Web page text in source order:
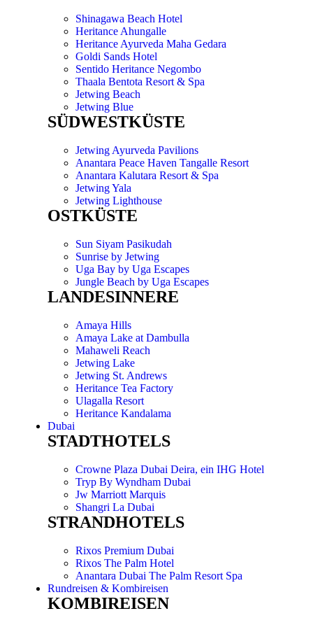
Shinagawa Beach Hotel
Heritance Ahungalle
Heritance Ayurveda Maha Gedara
Goldi Sands Hotel
Sentido Heritance Negombo
Thaala Bentota Resort & Spa
Jetwing Beach
Jetwing Blue
SÜDWESTKÜSTE
Jetwing Ayurveda Pavilions
Anantara Peace Haven Tangalle Resort
Anantara Kalutara Resort & Spa
Jetwing Yala
Jetwing Lighthouse
OSTKÜSTE
Sun Siyam Pasikudah
Sunrise by Jetwing
Uga Bay by Uga Escapes
Jungle Beach by Uga Escapes
LANDESINNERE
Amaya Hills
Amaya Lake at Dambulla
Mahaweli Reach
Jetwing Lake
Jetwing St. Andrews
Heritance Tea Factory
Ulagalla Resort
Heritance Kandalama
Dubai
STADTHOTELS
Crowne Plaza Dubai Deira, ein IHG Hotel
Tryp By Wyndham Dubai
Jw Marriott Marquis
Shangri La Dubai
STRANDHOTELS
Rixos Premium Dubai
Rixos The Palm Hotel
Anantara Dubai The Palm Resort Spa
Rundreisen & Kombireisen
KOMBIREISEN